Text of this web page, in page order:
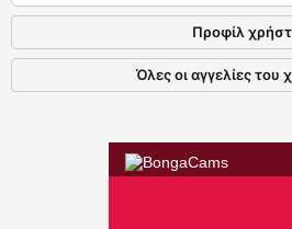
Προφίλ
Όλες οι αγγελίες του